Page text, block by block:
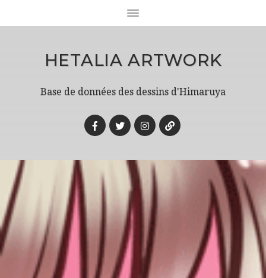
HETALIA ARTWORK
Base de données des dessins d'Himaruya